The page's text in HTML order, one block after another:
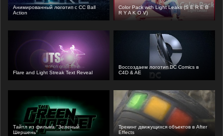
Анимированный логотип с CC Ball
Action
Color Pack with Light Leaks (S E R E B
R Y A K O V)
Flare and Light Streak Text Reveal
Воссоздаем логотип DC Comics в
C4D & AE
Тайтл из фильма "Зеленый
Шершень"
Трекинг движущихся объектов в After
Effects